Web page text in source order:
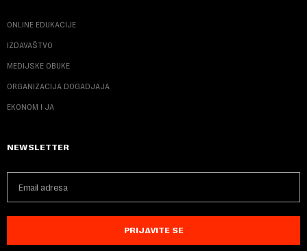
ONLINE EDUKACIJE
IZDAVAŠTVO
MEDIJSKE OBUKE
ORGANIZACIJA DOGADJAJA
EKONOM I JA
NEWSLETTER
PRIJAVITE SE